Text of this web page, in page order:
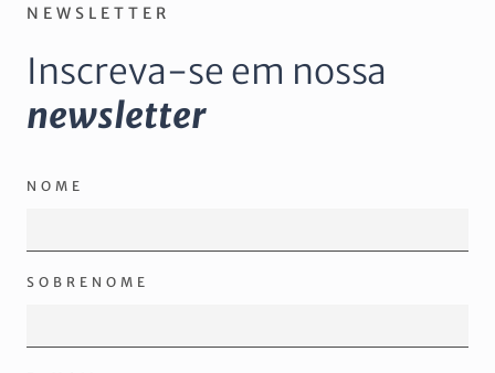
NEWSLETTER
Inscreva-se em nossa
newsletter
NOME
SOBRENOME